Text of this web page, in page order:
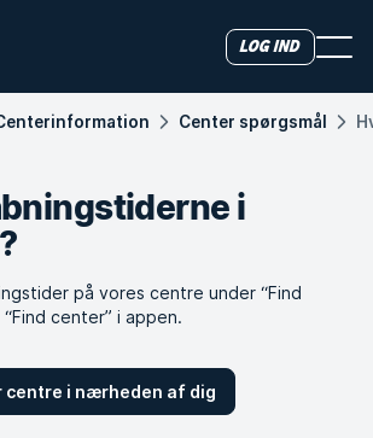
Log ind
Center spørgsmål
i
på vores centre under “Find
center” i appen.
centre i nærheden af dig